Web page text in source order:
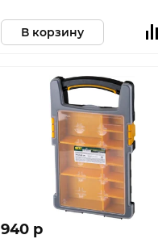
В корзину
940 p